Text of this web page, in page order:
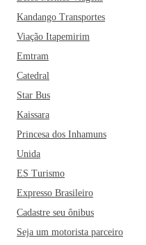
Kandango Transportes
Viação Itapemirim
Emtram
Catedral
Star Bus
Kaissara
Princesa dos Inhamuns
Unida
ES Turismo
Expresso Brasileiro
Cadastre seu ônibus
Seja um motorista parceiro